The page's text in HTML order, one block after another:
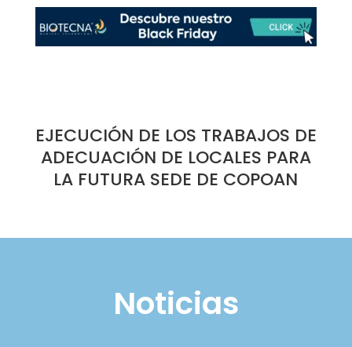
EJECUCIÓN DE LOS TRABAJOS DE
ADECUACIÓN DE LOCALES PARA
LA FUTURA SEDE DE COPOAN
Noticias